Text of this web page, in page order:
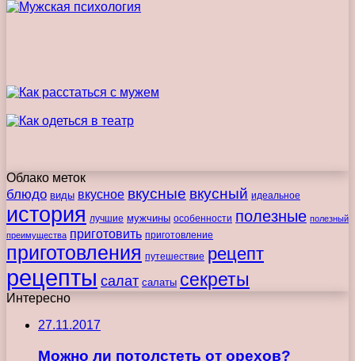
Облако меток
блюдо виды вкусное вкусные вкусный идеальное
история лучшие мужчины особенности полезные полезный
преимущества приготовить приготовление
приготовления путешествие рецепт
рецепты салат салаты секреты
Интересно
27.11.2017
Можно ли потолстеть от орехов?